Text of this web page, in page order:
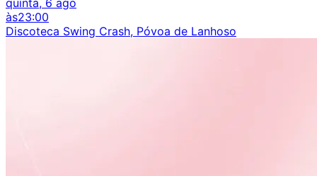
quinta, 6 ago
às23:00
Discoteca Swing Crash, Póvoa de Lanhoso